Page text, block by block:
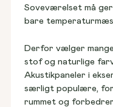
Soveværelset må
bare
Derfor vælger
stof og naturlige
Akustikpaneler i
særligt populære,
rummet og